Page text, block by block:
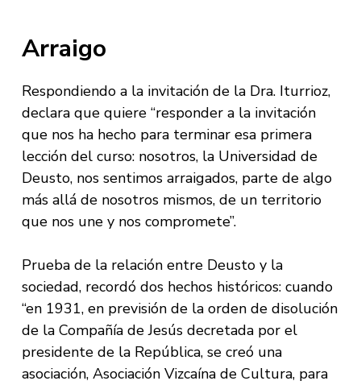
Arraigo
Respondiendo a la invitación de la Dra. Iturrioz,
declara que quiere “responder a la invitación
que nos ha hecho para terminar esa primera
lección del curso: nosotros, la Universidad de
Deusto, nos sentimos arraigados, parte de algo
más allá de nosotros mismos, de un territorio
que nos une y nos compromete”.
Prueba de la relación entre Deusto y la
sociedad, recordó dos hechos históricos: cuando
“en 1931, en previsión de la orden de disolución
de la Compañía de Jesús decretada por el
presidente de la República, se creó una
asociación, Asociación Vizcaína de Cultura, para